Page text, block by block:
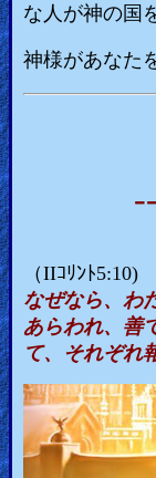
な人が神の国
神様があなた
（IIｺﾘﾝﾄ5:10)
なぜなら、わ
あらわれ、善
て、それぞれ